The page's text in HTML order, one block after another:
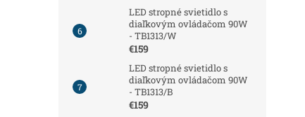
LED stropné svietidlo s
diaľkovým ovládačom 90W
- TB1313/W
€159
LED stropné svietidlo s
diaľkovým ovládačom 90W
- TB1313/B
€159